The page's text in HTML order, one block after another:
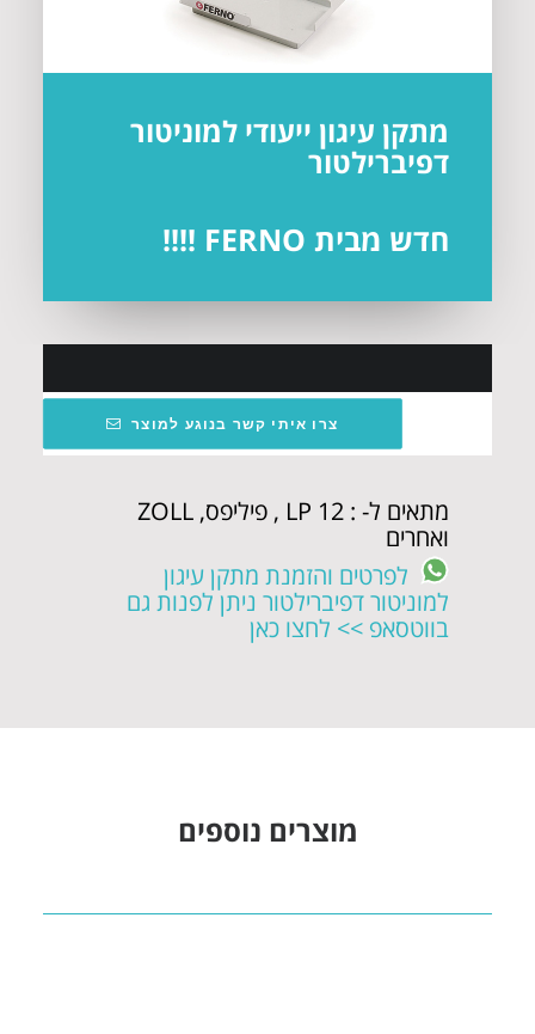
מתקן עיגון ייעודי למוניטור
דפיברילטור
חדש מבית FERNO !!!!
צרו איתי קשר בנוגע למוצר
מתאים ל- : 12 LP , פיליפס, ZOLL
ואחרים
לפרטים והזמנת מתקן עיגון
למוניטור דפיברילטור ניתן לפנות גם
בווטסאפ >> לחצו כאן
מוצרים נוספים